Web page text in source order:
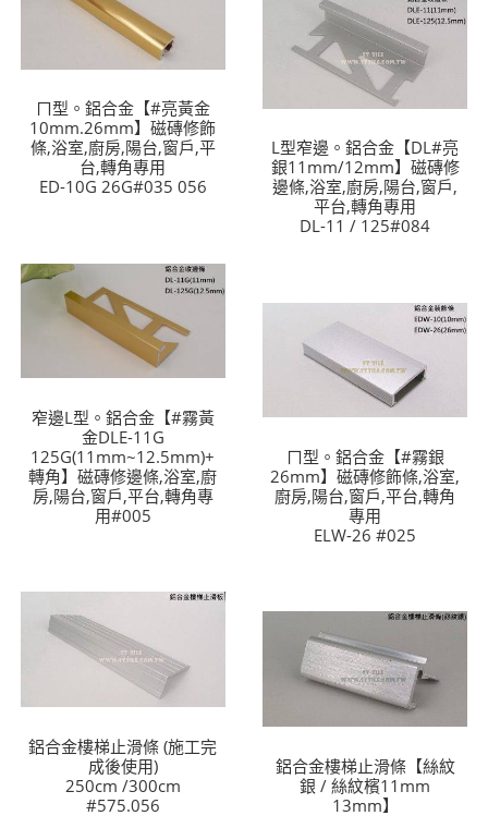
ㄇ型。鋁合金【#亮黃金
10mm.26mm】磁磚修飾
條,浴室,廚房,陽台,窗戶,平
台,轉角專用
ED-10G 26G#035 056
L型窄邊。鋁合金【DL#亮
銀11mm/12mm】磁磚修
邊條,浴室,廚房,陽台,窗戶,
平台,轉角專用
DL-11 / 125#084
窄邊L型。鋁合金【#霧黃
金DLE-11G
125G(11mm~12.5mm)+
轉角】磁磚修邊條,浴室,廚
房,陽台,窗戶,平台,轉角專
用#005
ㄇ型。鋁合金【#霧銀
26mm】磁磚修飾條,浴室,
廚房,陽台,窗戶,平台,轉角
專用
ELW-26 #025
鋁合金樓梯止滑條 (施工完
成後使用)
250cm /300cm
#575.056
鋁合金樓梯止滑條【絲紋
銀 / 絲紋檳11mm
13mm】